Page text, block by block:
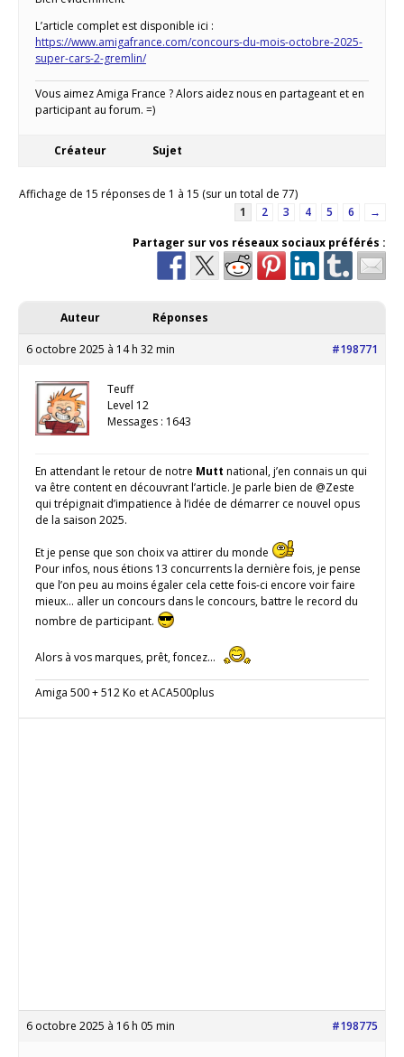
L’article complet est disponible ici :
https://www.amigafrance.com/concours-du-mois-octobre-2025-
super-cars-2-gremlin/
Vous aimez Amiga France ? Alors aidez nous en partageant et en
participant au forum. =)
Créateur Sujet
Affichage de 15 réponses de 1 à 15 (sur un total de 77)
1
2 3 4 5 6
→
Partager sur vos réseaux sociaux préférés :
Auteur Réponses
6 octobre 2025 à 14 h 32 min #198771
Teuff
Level 12
Messages : 1643
En attendant le retour de notre Mutt national, j’en connais un qui
va être content en découvrant l’article. Je parle bien de @Zeste
qui trépignait d’impatience à l’idée de démarrer ce nouvel opus
de la saison 2025.
Et je pense que son choix va attirer du monde
Pour infos, nous étions 13 concurrents la dernière fois, je pense
que l’on peu au moins égaler cela cette fois-ci encore voir faire
mieux… aller un concours dans le concours, battre le record du
nombre de participant.
Alors à vos marques, prêt, foncez…
Amiga 500 + 512 Ko et ACA500plus
6 octobre 2025 à 16 h 05 min #198775